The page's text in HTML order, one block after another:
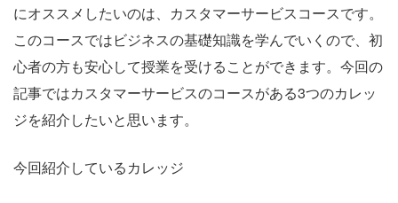
にオススメしたいのは、カスタマーサービスコースです。
このコースではビジネスの基礎知識を学んでいくので、初
心者の方も安心して授業を受けることができます。今回の
記事ではカスタマーサービスのコースがある3つのカレッ
ジを紹介したいと思います。
今回紹介しているカレッジ